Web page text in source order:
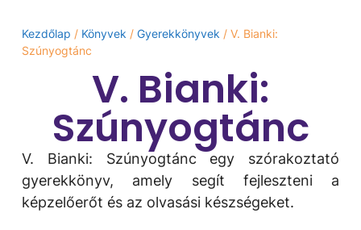
Kezdőlap / Könyvek / Gyerekkönyvek / V. Bianki:
Szúnyogtánc
V. Bianki:
Szúnyogtánc
V. Bianki: Szúnyogtánc egy szórakoztató
gyerekkönyv, amely segít fejleszteni a
képzelőerőt és az olvasási készségeket.